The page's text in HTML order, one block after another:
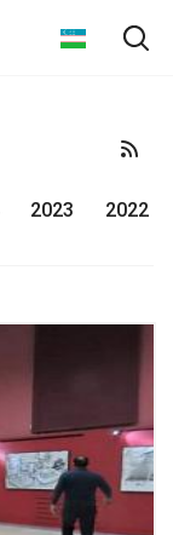
2023
2022